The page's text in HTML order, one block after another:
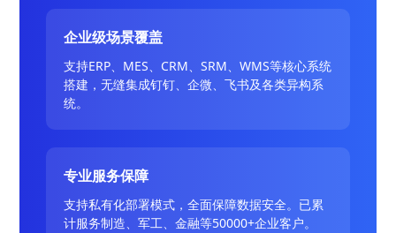
企业级场景覆盖
支持ERP、MES、CRM、SRM、WMS等核心系统
搭建，无缝集成钉钉、企微、飞书及各类异构系
统。
专业服务保障
支持私有化部署模式，全面保障数据安全。已累
计服务制造、军工、金融等50000+企业客户。